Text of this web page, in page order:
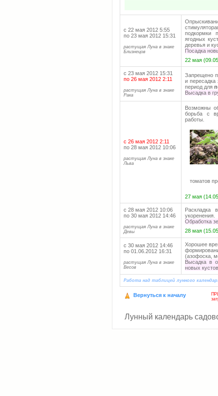
с 22 мая 2012 5:55
по 23 мая 2012 15:31
растущая Луна в знаке
Близнецов
подкормки
ягодных
деревья и
Посадка
22 мая
с 23 мая 2012 15:31
по 26 мая 2012 2:11
растущая Луна в знаке
Рака
Запрещено
и пересадка
период для
Высадка в
с 26 мая 2012 2:11
по 28 мая 2012 10:06
растущая Луна в знаке
Льва
Возможны
борьба с
работы.
томатов
27 мая
с 28 мая 2012 10:06
по 30 мая 2012 14:46
растущая Луна в знаке
Девы
Раскладка
укоренения.
Обработка
28 мая
с 30 мая 2012 14:46
по 01.06.2012 16:31
растущая Луна в знаке
Весов
Хорошее
(азофоска,
Высадка в
новых
Работа над таблицей лунного
Вернуться к началу
Лунный календарь